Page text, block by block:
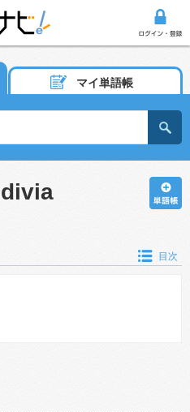
マイ単語帳
目次